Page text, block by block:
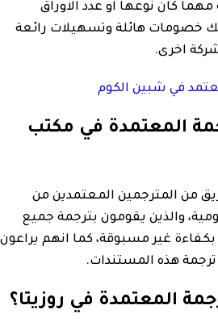
كان نوعها او عدد الاوراق
خصومات هائلة وتسهيلات رائعة
اخرى.
في شبين الكوم
المعتمدة في مكتب
من المترجمين المعتمدين من
والذين يقومون بترجمة جميع
بكفاءة غير مسبوقة، كما انهم يراعون
ترجمة هذه المستندات.
المعتمدة في روزيتا؟